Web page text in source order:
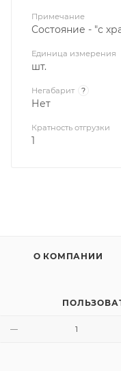
Примечание
Состояние - "с
Единица измерения
шт.
Негабарит ?
Нет
Кратность отгрузки
1
О КОМПАНИИ
ПОЛИТИКА